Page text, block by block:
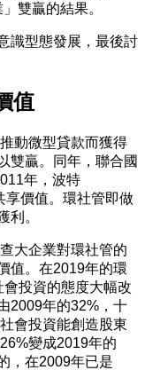
雙贏的結果。
識型態發展，最後討
值
動微型貸款而獲得
雙贏。同年，聯合國
年，波特
享價值。環社管即做
利。
大企業對環社管的
值。在2019年的環
投資的態度大幅改
2009年的32%，十
會投資能創造股東
變成2019年的
，在2009年已是